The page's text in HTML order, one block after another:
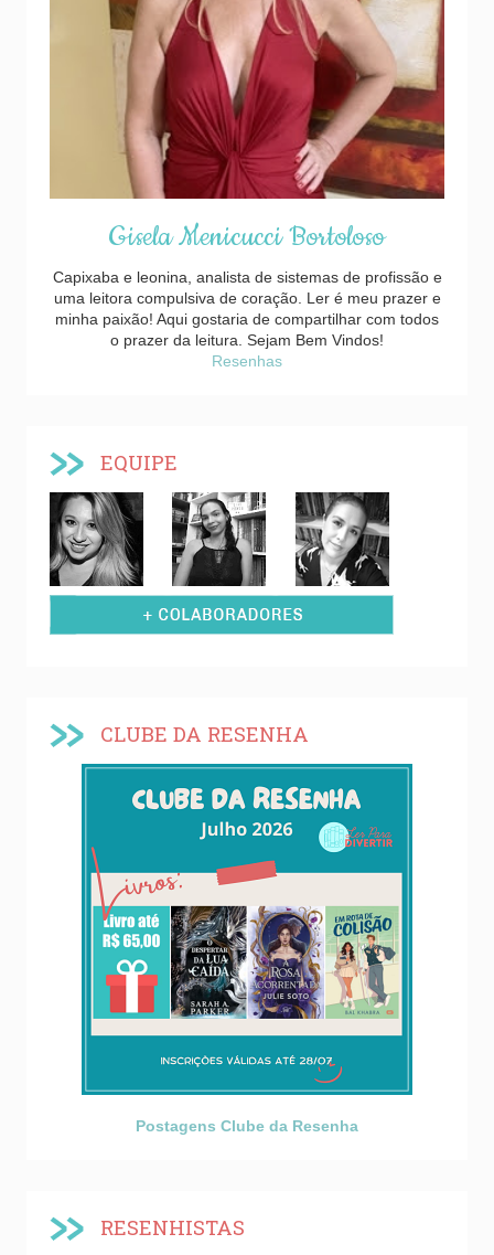
Gisela Menicucci Bortoloso
Capixaba e leonina, analista de sistemas de profissão e
uma leitora compulsiva de coração. Ler é meu prazer e
minha paixão! Aqui gostaria de compartilhar com todos
o prazer da leitura. Sejam Bem Vindos!
Resenhas
EQUIPE
CLUBE DA RESENHA
Postagens Clube da Resenha
RESENHISTAS